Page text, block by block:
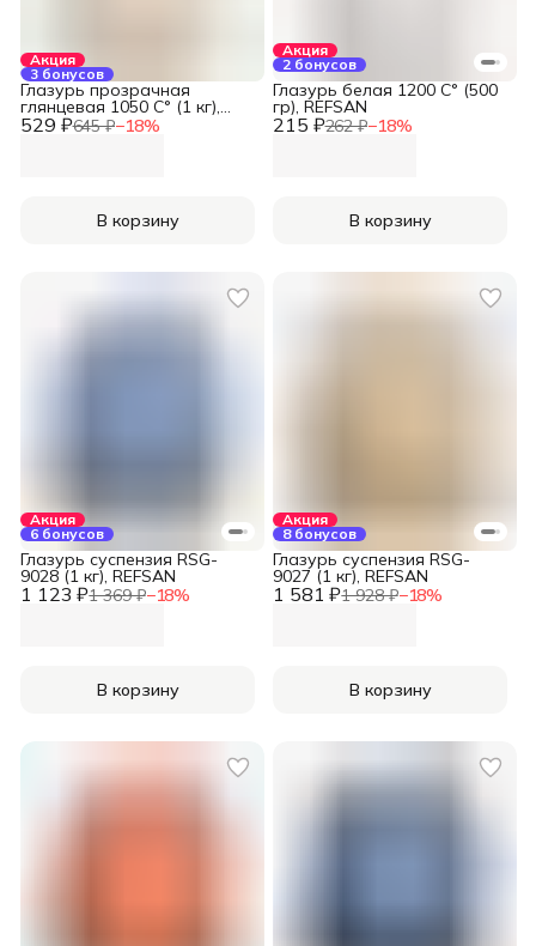
Акция
3 бонусов
529 ₽645 ₽−18%
Глазурь прозрачная
глянцевая 1050 С° (1 кг),
REFSAN
В корзину
Акция
2 бонусов
215 ₽262 ₽−18%
Глазурь белая 1200 С° (500
гр), REFSAN
В корзину
Акция
6 бонусов
1 123 ₽1 369 ₽−18%
Глазурь суспензия RSG-
9028 (1 кг), REFSAN
В корзину
Акция
8 бонусов
1 581 ₽1 928 ₽−18%
Глазурь суспензия RSG-
9027 (1 кг), REFSAN
В корзину